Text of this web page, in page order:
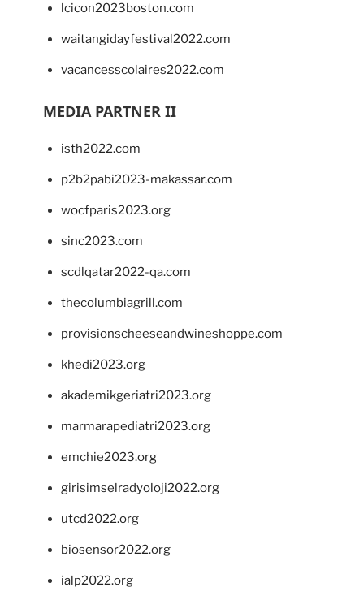
lcicon2023boston.com
waitangidayfestival2022.com
vacancesscolaires2022.com
MEDIA PARTNER II
isth2022.com
p2b2pabi2023-makassar.com
wocfparis2023.org
sinc2023.com
scdlqatar2022-qa.com
thecolumbiagrill.com
provisionscheeseandwineshoppe.com
khedi2023.org
akademikgeriatri2023.org
marmarapediatri2023.org
emchie2023.org
girisimselradyoloji2022.org
utcd2022.org
biosensor2022.org
ialp2022.org